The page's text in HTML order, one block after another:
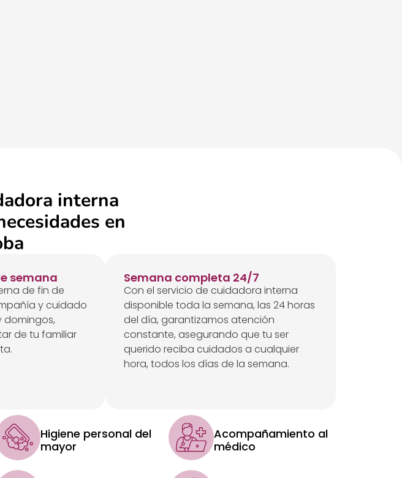
interna
en
semana
de fin de
y cuidado
domingos,
de tu familiar
Semana completa 24/7
Con el servicio de cuidadora interna
disponible toda la semana, las 24 horas
del día, garantizamos atención
constante, asegurando que tu ser
querido reciba cuidados a cualquier
hora, todos los días de la semana.
Higiene personal del
mayor
Acompañamiento al
médico